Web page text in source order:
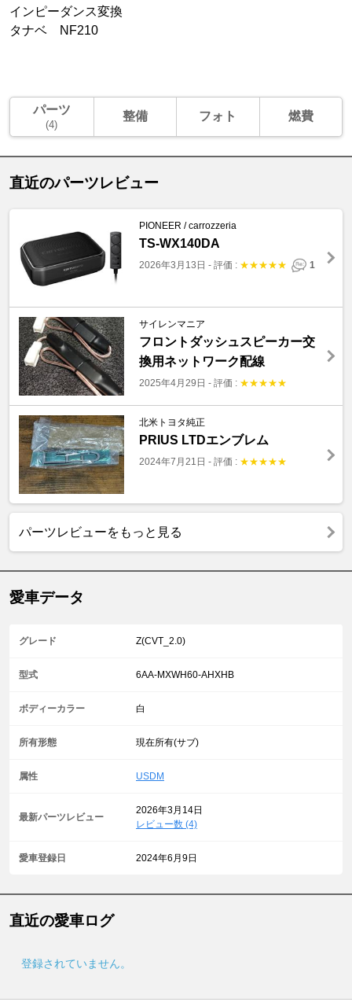
インピーダンス変換
タナベ NF210
パーツ
(4)
整備 フォト 燃費
直近のパーツレビュー
PIONEER / carrozzeria
TS-WX140DA
2026年3月13日 - 評価 : ★★★★★ 1
サイレンマニア
フロントダッシュスピーカー交
換用ネットワーク配線
2025年4月29日 - 評価 : ★★★★★
北米トヨタ純正
PRIUS LTDエンブレム
2024年7月21日 - 評価 : ★★★★★
パーツレビューをもっと見る
愛車データ
グレード Z(CVT_2.0)
型式 6AA-MXWH60-AHXHB
ボディーカラー 白
所有形態 現在所有(サブ)
属性 USDM
最新パーツレビュー
2026年3月14日
レビュー数 (4)
愛車登録日 2024年6月9日
直近の愛車ログ
登録されていません。